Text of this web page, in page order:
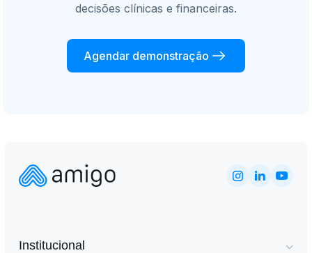
decisões clínicas e financeiras.
Agendar demonstração
Institucional